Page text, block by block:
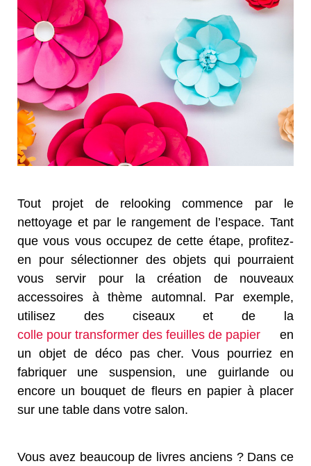
Tout projet de relooking commence par le
nettoyage et par le rangement de l’espace. Tant
que vous vous occupez de cette étape, profitez-
en pour sélectionner des objets qui pourraient
vous servir pour la création de nouveaux
accessoires à thème automnal. Par exemple,
utilisez des ciseaux et de la
colle pour transformer des feuilles de papier en
un objet de déco pas cher. Vous pourriez en
fabriquer une suspension, une guirlande ou
encore un bouquet de fleurs en papier à placer
sur une table dans votre salon.
Vous avez beaucoup de livres anciens ? Dans ce